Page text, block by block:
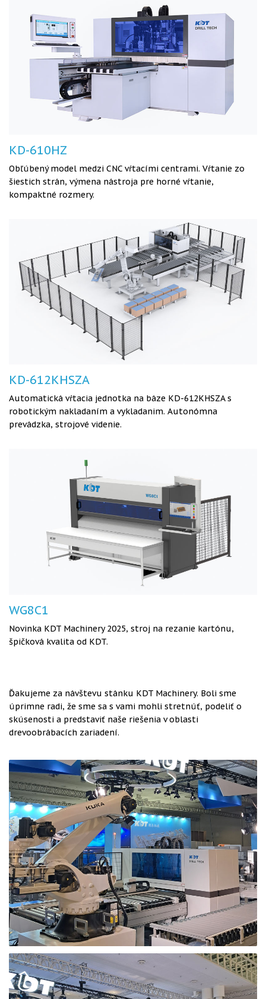
KD-610HZ
Obľúbený model medzi CNC vŕtacími centrami. Vŕtanie zo
šiestich strán, výmena nástroja pre horné vŕtanie,
kompaktné rozmery.
KD-612KHSZA
Automatická vŕtacia jednotka na báze KD-612KHSZA s
robotickým nakladaním a vykladanim. Autonómna
prevádzka, strojové videnie.
WG8C1
Novinka KDT Machinery 2025, stroj na rezanie kartónu,
špičková kvalita od KDT.
Ďakujeme za návštevu stánku KDT Machinery. Boli sme
úprimne radi, že sme sa s vami mohli stretnúť, podeliť o
skúsenosti a predstaviť naše riešenia v oblasti
drevoobrábacích zariadení.